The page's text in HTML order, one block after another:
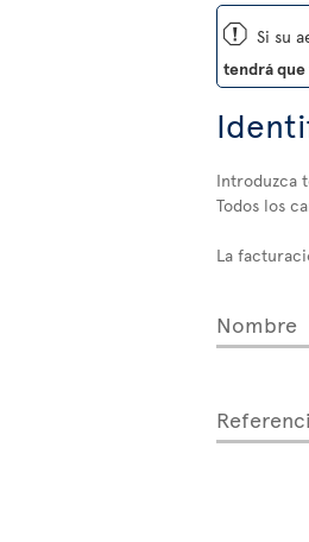
ü Si su
tendrá
Introduzca
Todos los
La
Nombre